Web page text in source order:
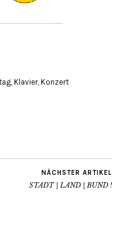
, Klavier, Konzert
NÄCHSTER ARTIKEL
STADT | LAND | BUND !